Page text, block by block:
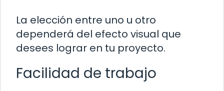
La elección entre uno u otro
dependerá del efecto visual que
desees lograr en tu proyecto.
Facilidad de trabajo